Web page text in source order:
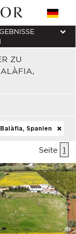
ZU
Spanien
Seite 1